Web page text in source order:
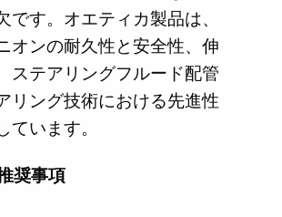
です。オエティカ製品は、
オンの耐久性と安全性、伸
ステアリングフルード配管
リング技術における先進性
ています。
奨事項